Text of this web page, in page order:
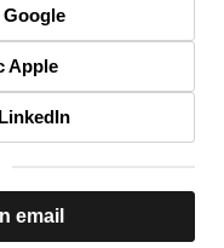
Apple
email